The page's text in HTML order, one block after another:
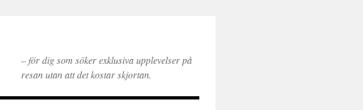
– för dig som söker exklusiva upplevelser på
resan utan att det kostar skjortan.